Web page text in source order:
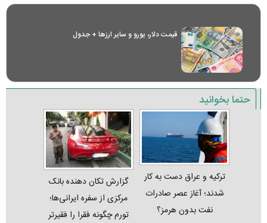
قیمت دلار، یورو و سایر ارز‌ها + جدول
حتما بخوانید
ترکیه و عراق دست به کار
شدند؛ آغاز عصر صادرات
نفت بدون هرمز؟
گزارش تکان‌ دهنده بانک
مرکزی از سفره ایرانی‌ها؛
تورم چگونه فقرا را فقیرتر